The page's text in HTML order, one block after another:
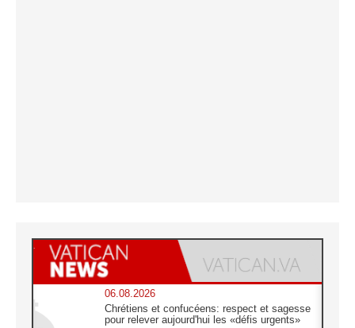
06.08.2026
Chrétiens et confucéens: respect et sagesse
pour relever aujourd'hui les «défis urgents»